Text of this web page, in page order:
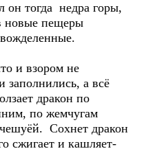
он тогда недра горы,
новые пещеры
и взором не
заполнились, а всё
дракон по
по жемчугам
Сохнет дракон
сжигает и кашляет-